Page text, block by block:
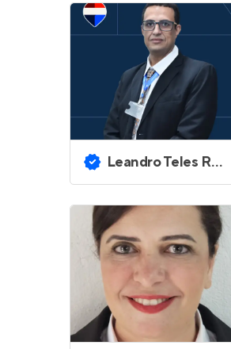
Leandro Teles Rocha